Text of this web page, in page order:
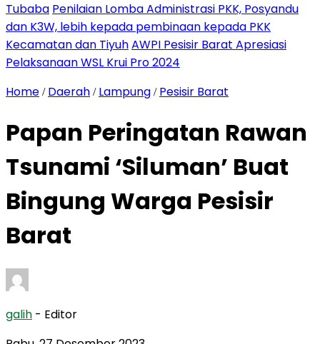
Tubaba Penilaian Lomba Administrasi PKK, Posyandu
dan K3W, lebih kepada pembinaan kepada PKK
Kecamatan dan TiyuhAWPI Pesisir Barat Apresiasi
Pelaksanaan WSL Krui Pro 2024
Home / Daerah / Lampung / Pesisir Barat
Papan Peringatan Rawan
Tsunami ‘Siluman’ Buat
Bingung Warga Pesisir
Barat
galih - Editor